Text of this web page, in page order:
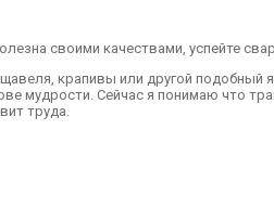
своими качествами, успейте
крапивы или другой подобный
мудрости. Сейчас я понимаю что
труда.